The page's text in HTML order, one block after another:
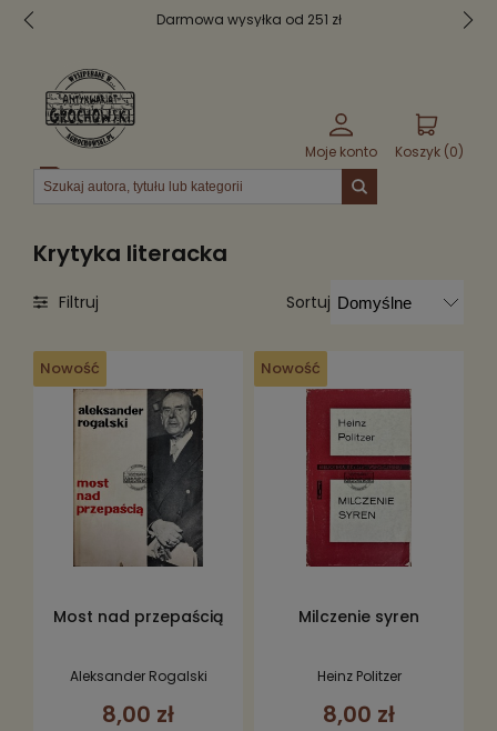
Darmowa wysyłka od 251 zł
Moje konto Koszyk (0)
Menu
Krytyka literacka
Sortuj
Filtruj
Most nad przepaścią
Aleksander Rogalski
8,00 zł
Nowość
Milczenie syren
Heinz Politzer
8,00 zł
Nowość